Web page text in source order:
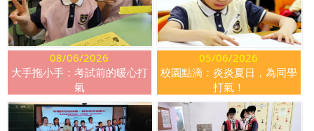
08/06/2026
大手拖小手：考試前的暖心打
氣
05/06/2026
校園點滴：炎炎夏日，為同學
打氣！